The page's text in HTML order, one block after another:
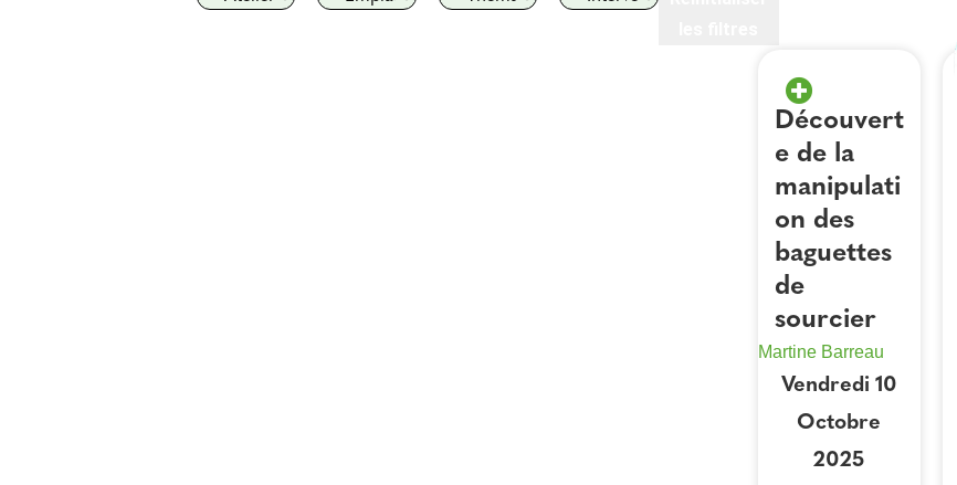
Découvert
e de la
manipulati
on des
baguettes
de
sourcier
Martine Barreau
Vendredi 10
Octobre
2025